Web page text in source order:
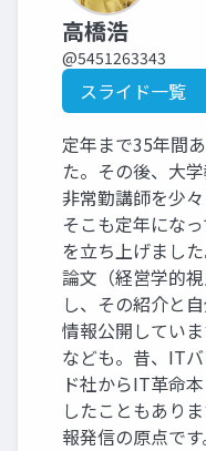
高橋浩
@5451263343
スライド一覧
定年まで35年間
た。その後、大
非常勤講師を少
そこも定年にな
を立ち上げまし
論文（経営学的
し、その紹介と
情報公開してい
なども。昔、IT
ド社からIT革命
したこともあり
報発信の原点です